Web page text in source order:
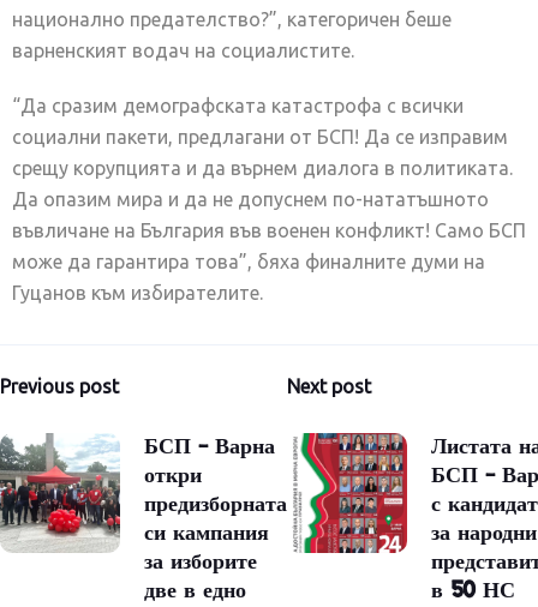
национално предателство?”, категоричен беше
варненският водач на социалистите.
“Да сразим демографската катастрофа с всички
социални пакети, предлагани от БСП! Да се изправим
срещу корупцията и да върнем диалога в политиката.
Да опазим мира и да не допуснем по-нататъшното
въвличане на България във военен конфликт! Само БСП
може да гарантира това”, бяха финалните думи на
Гуцанов към избирателите.
Навигация
Previous post
БСП – Варна
откри
предизборната
си кампания
за изборите
две в едно
Next post
Листата
БСП –
с
за народни
в 50 НС